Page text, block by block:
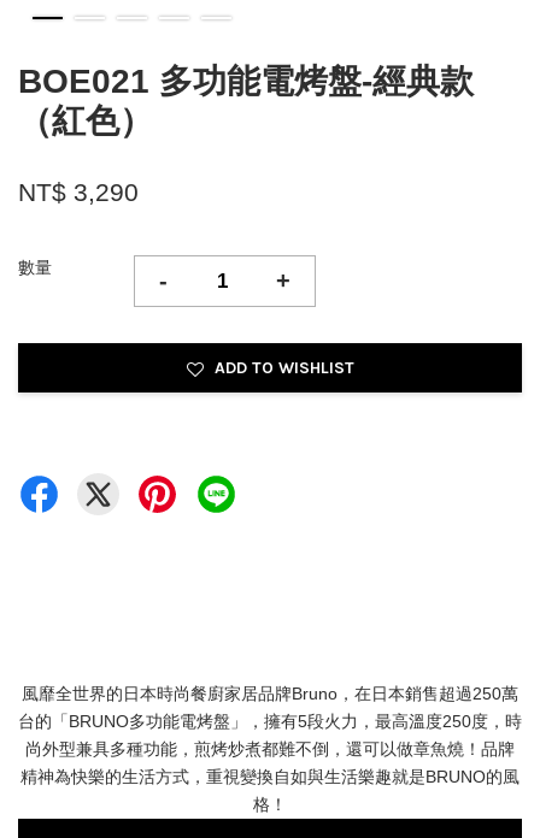
BOE021 多功能電烤盤-經典款
（紅色）
NT$ 3,290
數量 - +
ADD TO WISHLIST
風靡全世界的日本時尚餐廚家居品牌Bruno，在日本銷售超過250萬
台的「BRUNO多功能電烤盤」，擁有5段火力，最高溫度250度，時
尚外型兼具多種功能，煎烤炒煮都難不倒，還可以做章魚燒！品牌
精神為快樂的生活方式，重視變換自如與生活樂趣就是BRUNO的風
格！